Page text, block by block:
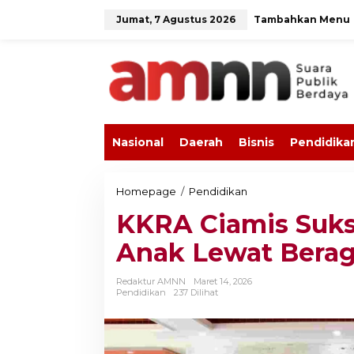
Jumat, 7 Agustus 2026 Tambahkan Menu
Nasional Daerah Bisnis
Homepage / Pendidikan
R
A
C
i
a
s
u
KKRA Ciamis
Anak Lewat
Redaktur AMNN
Maret 14, 2026
Pendidikan
237 Dilihat